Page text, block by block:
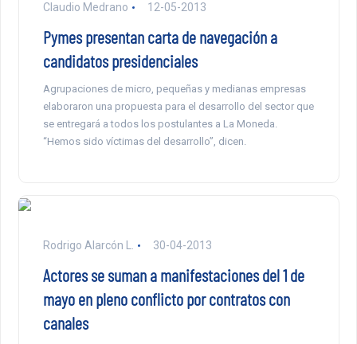
Claudio Medrano 12-05-2013
Pymes presentan carta de navegación a
candidatos presidenciales
Agrupaciones de micro, pequeñas y medianas empresas
elaboraron una propuesta para el desarrollo del sector que
se entregará a todos los postulantes a La Moneda.
“Hemos sido víctimas del desarrollo”, dicen.
Rodrigo Alarcón L. 30-04-2013
Actores se suman a manifestaciones del 1 de
mayo en pleno conflicto por contratos con
canales